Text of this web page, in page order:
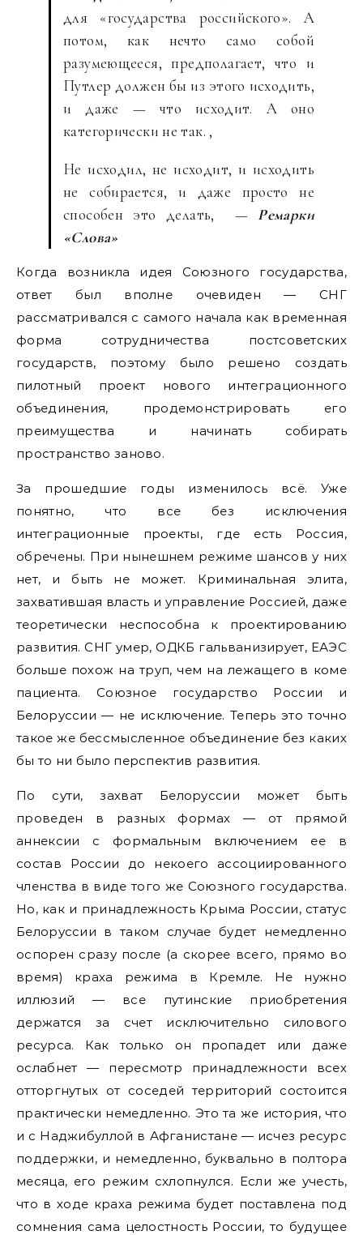
для «государства российского». А
потом, как нечто само собой
разумеющееся, предполагает, что и
Путлер должен бы из этого исходить,
и даже — что исходит. А оно
категорически не так. ,
Не исходил, не исходит, и исходить
не собирается, и даже просто не
способен это делать, — Ремарки
«Слова»
Когда возникла идея Союзного государства,
ответ был вполне очевиден — СНГ
рассматривался с самого начала как временная
форма сотрудничества постсоветских
государств, поэтому было решено создать
пилотный проект нового интеграционного
объединения, продемонстрировать его
преимущества и начинать собирать
пространство заново.
За прошедшие годы изменилось всё. Уже
понятно, что все без исключения
интеграционные проекты, где есть Россия,
обречены. При нынешнем режиме шансов у них
нет, и быть не может. Криминальная элита,
захватившая власть и управление Россией, даже
теоретически неспособна к проектированию
развития. СНГ умер, ОДКБ гальванизирует, ЕАЭС
больше похож на труп, чем на лежащего в коме
пациента. Союзное государство России и
Белоруссии — не исключение. Теперь это точно
такое же бессмысленное объединение без каких
бы то ни было перспектив развития.
По сути, захват Белоруссии может быть
проведен в разных формах — от прямой
аннексии с формальным включением ее в
состав России до некоего ассоциированного
членства в виде того же Союзного государства.
Но, как и принадлежность Крыма России, статус
Белоруссии в таком случае будет немедленно
оспорен сразу после (а скорее всего, прямо во
время) краха режима в Кремле. Не нужно
иллюзий — все путинские приобретения
держатся за счет исключительно силового
ресурса. Как только он пропадет или даже
ослабнет — пересмотр принадлежности всех
отторгнутых от соседей территорий состоится
практически немедленно. Это та же история, что
и с Наджибуллой в Афганистане — исчез ресурс
поддержки, и немедленно, буквально в полтора
месяца, его режим схлопнулся. Если же учесть,
что в ходе краха режима будет поставлена под
сомнения сама целостность России, то будущее